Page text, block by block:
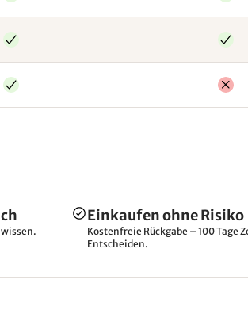
Einkaufen ohne Risiko
Kostenfreie Rückgabe – 100 Tage
Entscheiden.